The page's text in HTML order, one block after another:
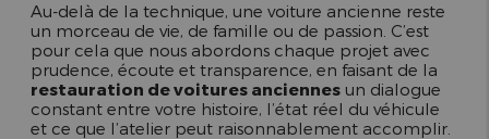
Au-delà de la technique, une voiture ancienne reste
un morceau de vie, de famille ou de passion. C’est
pour cela que nous abordons chaque projet avec
prudence, écoute et transparence, en faisant de la
restauration de voitures anciennes un dialogue
constant entre votre histoire, l’état réel du véhicule
et ce que l’atelier peut raisonnablement accomplir.